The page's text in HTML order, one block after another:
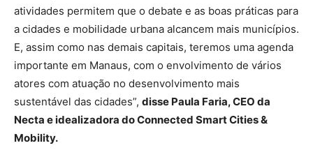
atividades permitem que o debate e as boas práticas para
a cidades e mobilidade urbana alcancem mais municípios.
E, assim como nas demais capitais, teremos uma agenda
importante em Manaus, com o envolvimento de vários
atores com atuação no desenvolvimento mais
sustentável das cidades”, disse Paula Faria, CEO da
Necta e idealizadora do Connected Smart Cities &
Mobility.